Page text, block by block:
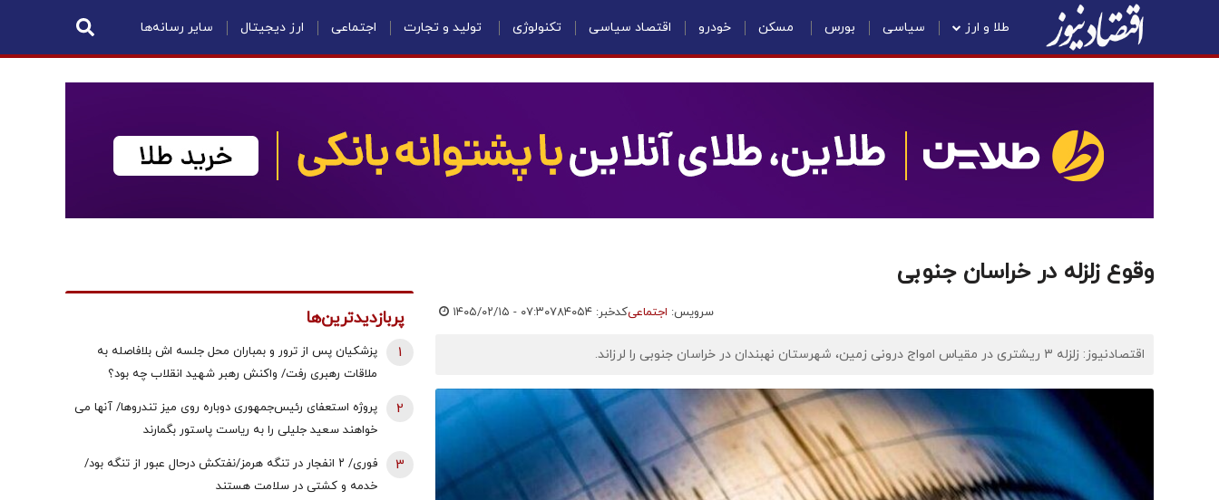
طلا و ارز سیاسی بورس مسکن خودرو اقتصاد سیاسی تکنولوژی تولید و تجارت اجتماعی ارز دیجیتال سایر رسانه‌ها
وقوع زلزله در خراسان جنوبی
سرویس: اجتماعیکدخبر: ۷۸۴۰۵۴ ۱۴۰۵/۰۲/۱۵ - ۰۷:۳۰
اقتصادنیوز: زلزله ۳ ریشتری در مقیاس امواج درونی زمین، شهرستان نهبندان در خراسان جنوبی را لرزاند.
پربازدیدترین‌ها
پزشکیان پس از ترور و بمباران محل جلسه ‌اش بلافاصله به
ملاقات رهبری رفت/ واکنش رهبر شهید انقلاب چه بود؟
1
پروژه استعفای رئیس‌جمهوری دوباره روی میز تندروها/ آنها می
خواهند سعید جلیلی را به ریاست پاستور بگمارند
2
فوری/ ۲ انفجار در تنگه هرمز/نفتکش درحال عبور از تنگه بود/
خدمه و کشتی در سلامت هستند
3